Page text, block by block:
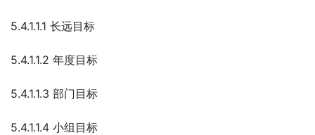
5.4.1.1.1 长远目标
5.4.1.1.2 年度目标
5.4.1.1.3 部门目标
5.4.1.1.4 小组目标